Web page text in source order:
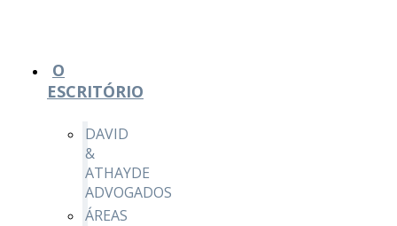
O
ESCRITÓRIO
DAVID
&
ATHAYDE
ADVOGADOS
ÁREAS